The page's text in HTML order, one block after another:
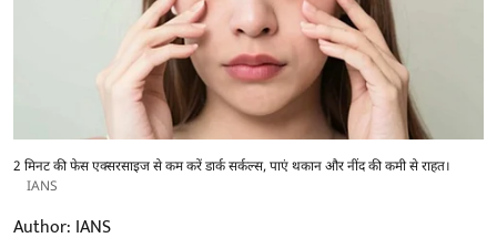
2 मिनट की फेस एक्सरसाइज से कम करें डार्क सर्कल्स, पाएं थकान और नींद की कमी से राहत।
IANS
Author: IANS